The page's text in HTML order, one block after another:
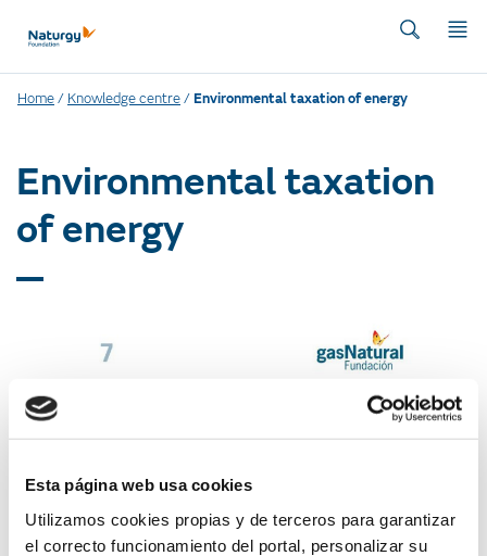
Esta página web usa cookies
Utilizamos cookies propias y de terceros para garantizar
el correcto funcionamiento del portal, personalizar su
Home/ Knowledge centre/Environmental taxation of energy
Environmental taxation
of energy